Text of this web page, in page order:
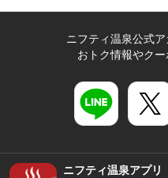
ニフティ温泉公式
おトク情報やク
ニフティ温泉アプリ